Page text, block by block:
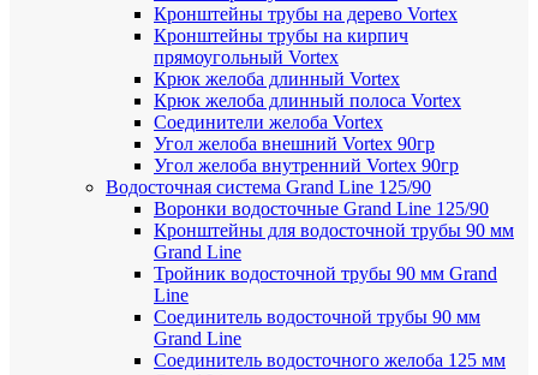
Кронштейны трубы на дерево Vortex
Кронштейны трубы на кирпич
прямоугольный Vortex
Крюк желоба длинный Vortex
Крюк желоба длинный полоса Vortex
Соединители желоба Vortex
Угол желоба внешний Vortex 90гр
Угол желоба внутренний Vortex 90гр
Водосточная система Grand Line 125/90
Воронки водосточные Grand Line 125/90
Кронштейны для водосточной трубы 90 мм
Grand Line
Тройник водосточной трубы 90 мм Grand
Line
Соединитель водосточной трубы 90 мм
Grand Line
Соединитель водосточного желоба 125 мм